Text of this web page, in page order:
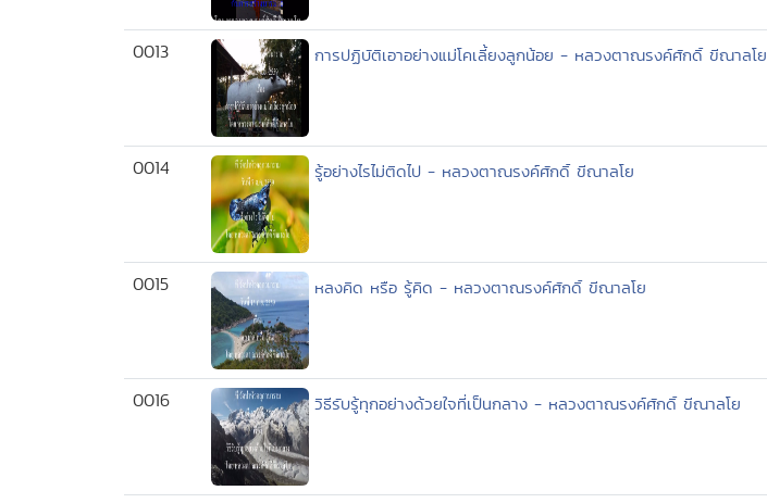
0013 การปฏิบัติเอาอย่างแม่โคเลี้ยงลูกน้อย - หลวงตาณรงค์ศักดิ์ ขีณาลโย
0014 รู้อย่างไรไม่ติดไป - หลวงตาณรงค์ศักดิ์ ขีณาลโย
0015 หลงคิด หรือ รู้คิด - หลวงตาณรงค์ศักดิ์ ขีณาลโย
0016 วิธีรับรู้ทุกอย่างด้วยใจที่เป็นกลาง - หลวงตาณรงค์ศักดิ์ ขีณาลโย